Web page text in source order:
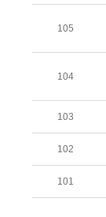
105
104
103
102
101